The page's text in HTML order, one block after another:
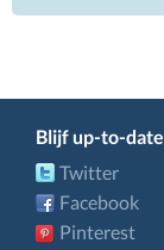
Blijf up-to-date
Twitter
Facebook
Pinterest